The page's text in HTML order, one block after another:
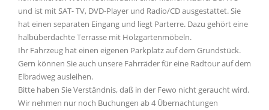
und ist mit SAT- TV, DVD-Player und Radio/CD ausgestattet. Sie
hat einen separaten Eingang und liegt Parterre. Dazu gehört eine
halbüberdachte Terrasse mit Holzgartenmöbeln.
Ihr Fahrzeug hat einen eigenen Parkplatz auf dem Grundstück.
Gern können Sie auch unsere Fahrräder für eine Radtour auf dem
Elbradweg ausleihen.
Bitte haben Sie Verständnis, daß in der Fewo nicht geraucht wird.
Wir nehmen nur noch Buchungen ab 4 Übernachtungen